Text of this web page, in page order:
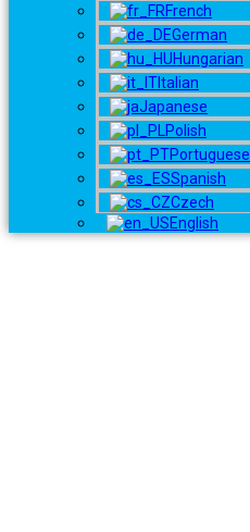
French
German
Hungarian
Italian
Japanese
Polish
Portuguese
Spanish
Czech
English